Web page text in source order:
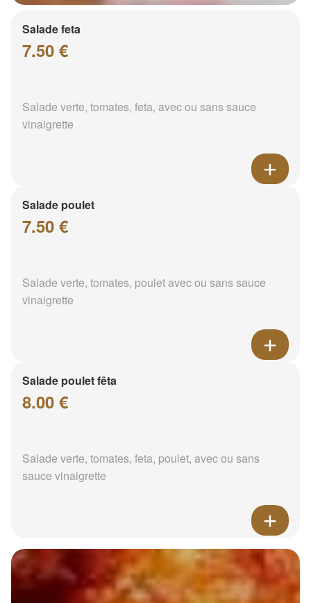
Salade feta
7.50 €
Salade verte, tomates, feta, avec ou sans sauce
vinaigrette
Salade poulet
7.50 €
Salade verte, tomates, poulet avec ou sans sauce
vinaigrette
Salade poulet fêta
8.00 €
Salade verte, tomates, feta, poulet, avec ou sans
sauce vinaigrette